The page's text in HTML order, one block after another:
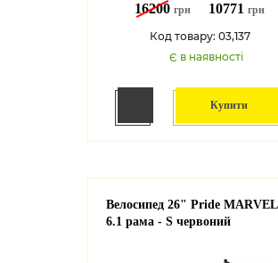
16200 грн 10771 грн
Код товару: 03,137
Є в наявності
Купити
Велосипед 26" Pride MARVEL
6.1 рама - S червоний